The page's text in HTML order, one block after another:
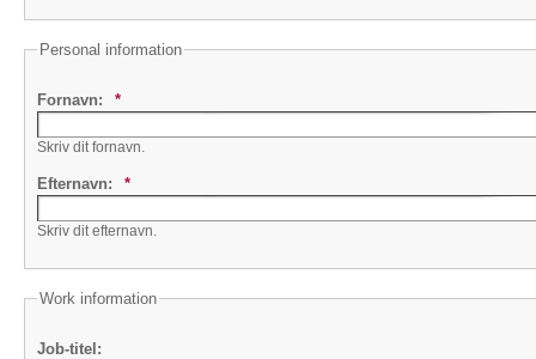
Personal information
Fornavn: *
Skriv dit fornavn.
Efternavn: *
Skriv dit efternavn.
Work information
Job-titel: